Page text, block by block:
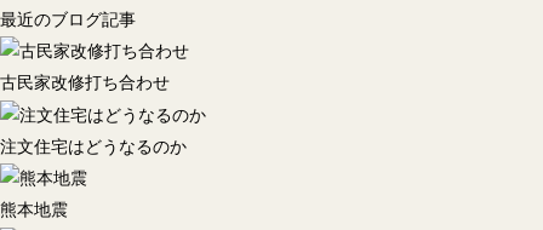
最近のブログ記事
古民家改修打ち合わせ
注文住宅はどうなるのか
熊本地震